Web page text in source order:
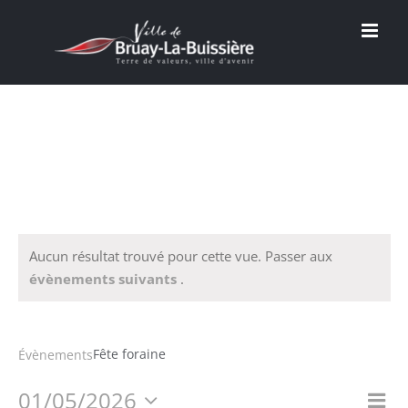
Aucun résultat trouvé pour cette vue. Passer aux
évènements suivants .
ÉvènementsFête foraine
01/05/2026